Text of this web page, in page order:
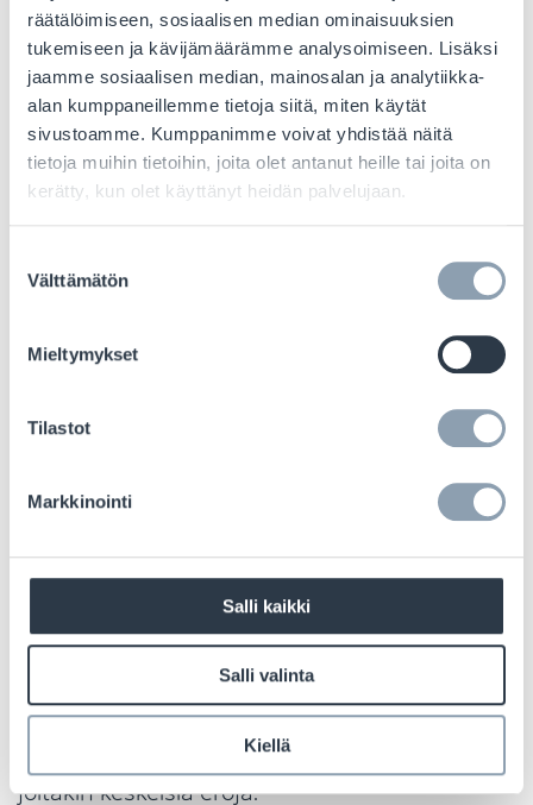
räätälöimiseen, sosiaalisen median ominaisuuksien
tukemiseen ja kävijämäärämme analysoimiseen. Lisäksi
jaamme sosiaalisen median, mainosalan ja analytiikka-
alan kumppaneillemme tietoja siitä, miten käytät
sivustoamme. Kumppanimme voivat yhdistää näitä
tietoja muihin tietoihin, joita olet antanut heille tai joita on
kerätty, kun olet käyttänyt heidän palvelujaan.
valinta
Välttämätön
Mieltymykset
Tilastot
Markkinointi
Salli kaikki
Salli valinta
Kiellä
häiriöitä muihin viestintäverkkoihin ja
mahdollisesti häiritä kriittisiä aloja, kuten
terveydenhuoltoa, liikennettä ja puolustusta.
Häiriöiden estämisen lisäksi nämä määräykset
muokkaavat RFID-projektien kehittämistä,
toteutusta ja kaupallistamista. Määrittämällä
kantaman, nämä organisaatiot tarjoavat
toimivuutta samalla kun turvaavat muut
viestintäinfrastruktuurit.
Yrityksille on tärkeää ymmärtää ja integroida
Varhainen vaatimustenmukaisuus minimoi
käyttöönoton viiveitä ja varmistaa turvallisen
ja luotettavan ympäristön sekä yrityksille että
loppukäyttäjille.
Vaikka ETSI:llä ja FCC:llä on samanlaiset
tavoitteet, siitä huolimatta että ne toimivat
kahdella eri alueella, niiden säännöksissä on
joitakin keskeisiä eroja: